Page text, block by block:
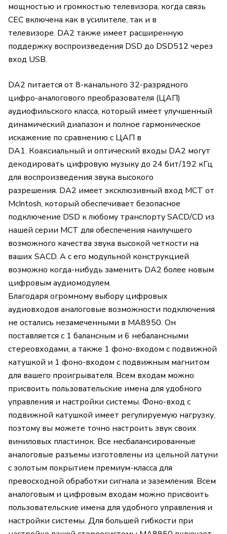
мощностью и громкостью телевизора, когда связь
CEC включена как в усилителе, так и в
телевизоре. DA2 также имеет расширенную
поддержку воспроизведения DSD до DSD512 через
вход USB.
DA2 питается от 8-канального 32-разрядного
цифро-аналогового преобразователя (ЦАП)
аудиофильского класса, который имеет улучшенный
динамический диапазон и полное гармоническое
искажение по сравнению с ЦАП в
DA1. Коаксиальный и оптический входы DA2 могут
декодировать цифровую музыку до 24 бит/192 кГц
для воспроизведения звука высокого
разрешения. DA2 имеет эксклюзивный вход MCT от
McIntosh, который обеспечивает безопасное
подключение DSD к любому транспорту SACD/CD из
нашей серии MCT для обеспечения наилучшего
возможного качества звука высокой четкости на
ваших SACD. А с его модульной конструкцией
возможно когда-нибудь заменить DA2 более новым
цифровым аудиомодулем.
Благодаря огромному выбору цифровых
аудиовходов аналоговые возможности подключения
не остались незамеченными в MA8950. Он
поставляется с 1 балансным и 6 небалансными
стереовходами, а также 1 фоно-входом с подвижной
катушкой и 1 фоно-входом с подвижным магнитом
для вашего проигрывателя. Всем входам можно
присвоить пользовательские имена для удобного
управления и настройки системы. Фоно-вход с
подвижной катушкой имеет регулируемую нагрузку,
поэтому вы можете точно настроить звук своих
виниловых пластинок. Все несбалансированные
аналоговые разъемы изготовлены из цельной латуни
с золотым покрытием премиум-класса для
превосходной обработки сигнала и заземления. Всем
аналоговым и цифровым входам можно присвоить
пользовательские имена для удобного управления и
настройки системы. Для большей гибкости при